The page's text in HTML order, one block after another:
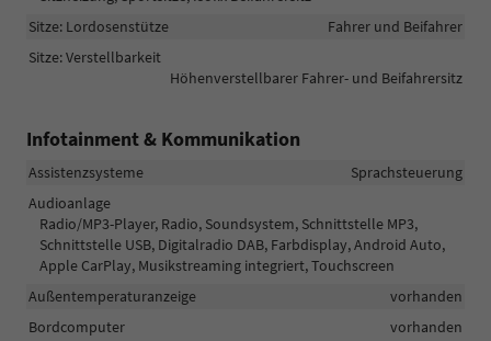
Sitze: Lordosenstütze
Fahrer und Beifahrer
Sitze: Verstellbarkeit
Höhenverstellbarer Fahrer- und Beifahrersitz
Infotainment & Kommunikation
Assistenzsysteme
Sprachsteuerung
Audioanlage
Radio/MP3-Player, Radio, Soundsystem, Schnittstelle MP3,
Schnittstelle USB, Digitalradio DAB, Farbdisplay, Android Auto,
Apple CarPlay, Musikstreaming integriert, Touchscreen
Außentemperaturanzeige
vorhanden
Bordcomputer
vorhanden